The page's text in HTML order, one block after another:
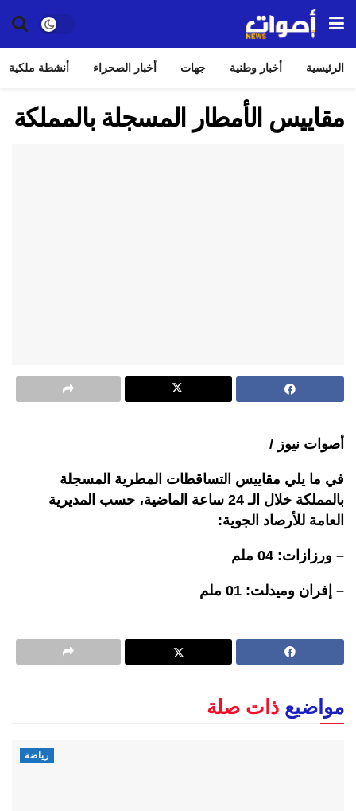
الرئيسية أخبار وطنية جهات أخبار الصحراء أنشطة ملكية
مقاييس الأمطار المسجلة بالمملكة
أصوات نيوز /
في ما يلي مقاييس التساقطات المطرية المسجلة
بالمملكة خلال الـ 24 ساعة الماضية، حسب المديرية
العامة للأرصاد الجوية:
– ورزازات: 04 ملم
– إفران وميدلت: 01 ملم
مواضيع ذات صلة
رياضة